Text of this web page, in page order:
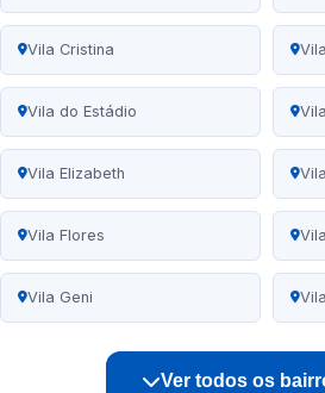
Vila Cristina
Vila do Estádio
Vila Elizabeth
Vila Flores
Vila Geni
Ver todos os